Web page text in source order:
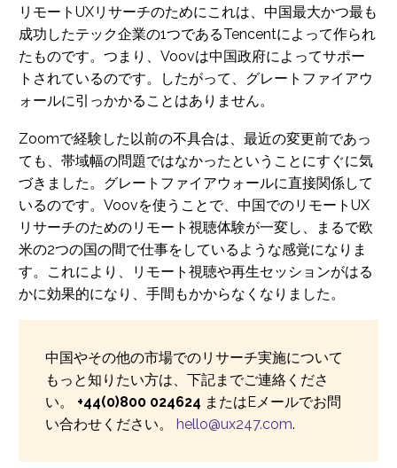
リモートUXリサーチのためにこれは、中国最大かつ最も
成功したテック企業の1つであるTencentによって作られ
たものです。つまり、Voovは中国政府によってサポー
トされているのです。したがって、グレートファイアウ
ォールに引っかかることはありません。
Zoomで経験した以前の不具合は、最近の変更前であっ
ても、帯域幅の問題ではなかったということにすぐに気
づきました。グレートファイアウォールに直接関係して
いるのです。Voovを使うことで、中国でのリモートUX
リサーチのためのリモート視聴体験が一変し、まるで欧
米の2つの国の間で仕事をしているような感覚になりま
す。これにより、リモート視聴や再生セッションがはる
かに効果的になり、手間もかからなくなりました。
中国やその他の市場でのリサーチ実施について
もっと知りたい方は、下記までご連絡くださ
い。 +44(0)800 024624 またはEメールでお問
い合わせください。
hello@ux247.com.